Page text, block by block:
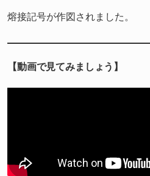
熔接記号が作図されました。
【動画で見てみましょう】